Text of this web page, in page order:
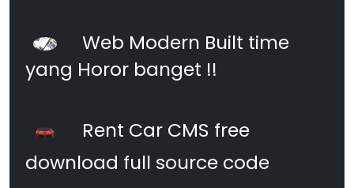
Web Modern Built time
yang Horor banget !!
Rent Car CMS free
download full source code